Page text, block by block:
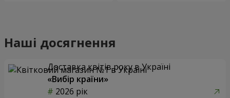
Наші досягнення
Доставка квітів року в Україні
«Вибір країни»
2026 рік